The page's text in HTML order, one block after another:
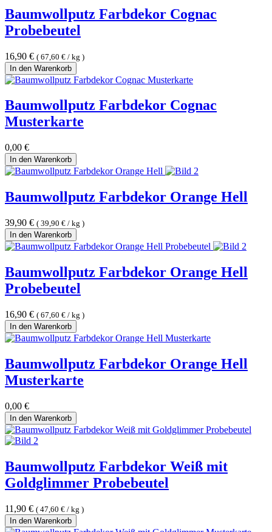
Baumwollputz Farbdekor Cognac
Probebeutel
16,90 € ( 67,60 € / kg )
In den Warenkorb
Baumwollputz Farbdekor Cognac
Musterkarte
0,00 €
In den Warenkorb
Baumwollputz Farbdekor Orange Hell
39,90 € ( 39,90 € / kg )
In den Warenkorb
Baumwollputz Farbdekor Orange Hell
Probebeutel
16,90 € ( 67,60 € / kg )
In den Warenkorb
Baumwollputz Farbdekor Orange Hell
Musterkarte
0,00 €
In den Warenkorb
Baumwollputz Farbdekor Weiß mit
Goldglimmer Probebeutel
11,90 € ( 47,60 € / kg )
In den Warenkorb